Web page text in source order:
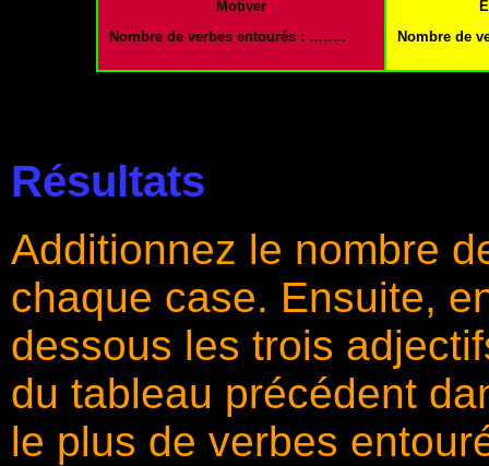
Motiver
Nombre de verbes entourés : ……..
Nombre de
Résultats
Additionnez le nombre
chaque case. Ensuite,
dessous les trois
du tableau précédent
le plus de verbes